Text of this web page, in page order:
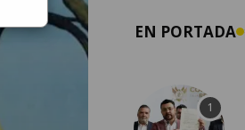
EN PORTADA